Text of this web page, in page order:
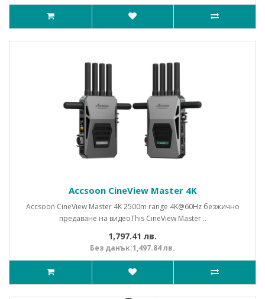
Accsoon CineView Master 4K
Accsoon CineView Master 4K 2500m range 4K@60Hz безжично
предаване на видеоThis CineView Master ..
1,797.41 лв.
Без данък:1,497.84 лв.